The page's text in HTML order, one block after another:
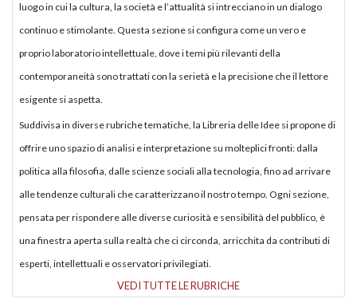
luogo in cui la cultura, la società e l’attualità si intrecciano in un dialogo
continuo e stimolante. Questa sezione si configura come un vero e
proprio laboratorio intellettuale, dove i temi più rilevanti della
contemporaneità sono trattati con la serietà e la precisione che il lettore
esigente si aspetta.
Suddivisa in diverse rubriche tematiche, la Libreria delle Idee si propone di
offrire uno spazio di analisi e interpretazione su molteplici fronti: dalla
politica alla filosofia, dalle scienze sociali alla tecnologia, fino ad arrivare
alle tendenze culturali che caratterizzano il nostro tempo. Ogni sezione,
pensata per rispondere alle diverse curiosità e sensibilità del pubblico, è
una finestra aperta sulla realtà che ci circonda, arricchita da contributi di
esperti, intellettuali e osservatori privilegiati.
VEDI TUTTE LE RUBRICHE